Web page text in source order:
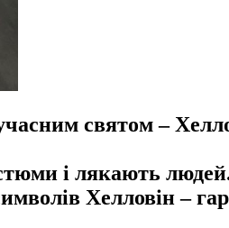
святом –
і лякають
Хелловін –